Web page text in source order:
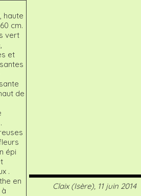
Claix (Isère), 11 juin 2014
haute
cm.
vert
et
de
épi
.
en